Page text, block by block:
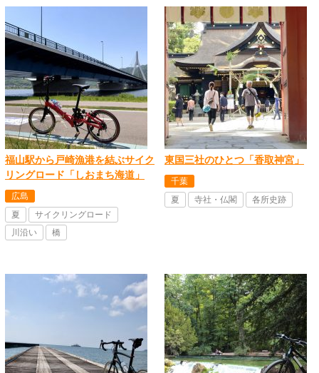
福山駅から戸崎漁港を結ぶサイク
リングロード「しおまち海道」
広島
夏
サイクリングロード
川沿い
橋
東国三社のひとつ「香取神宮」
千葉
夏
寺社・仏閣 各所史跡